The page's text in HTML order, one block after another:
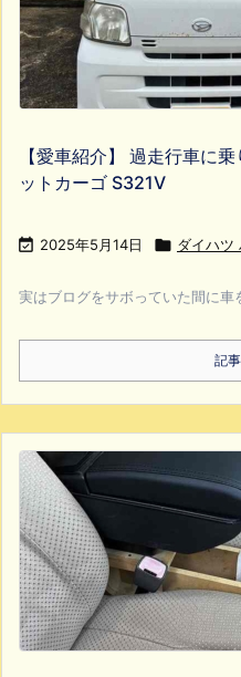
【愛車紹介】 過走行車に
ットカーゴ S321V
 2025年5月14日  ダイハツ
実はブログをサボっていた間に
記